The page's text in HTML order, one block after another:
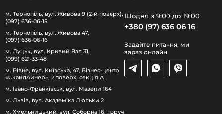
м. Тернопіль, вул. Живова 9 (2-й поверх),
(097) 636-06-15
м. Тернопіль, вул. Живова 47,
(097) 636-06-16
м. Луцьк, вул. Кривий Вал 31,
(099) 621-33-48
м. Рівне, вул. Київська, 47, Бізнес-центр
«СкайлАйнер», 2 поверх, секція А
м. Івано-Франківськ, вул. Мазепи 164
м. Львів, вул. Академіка Люльки 2
м. Хмельницький, вул. Соборна 16, поруч
Щодня з 9:00 до 19:00
+380 (97) 636 06 16
Задайте питання, ми
зараз онлайн